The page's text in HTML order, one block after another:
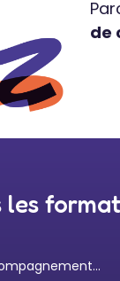
de
les